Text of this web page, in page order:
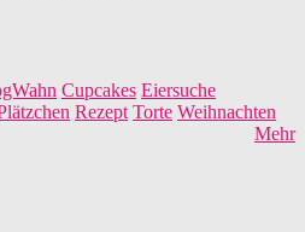
Cupcakes Eiersuche
Rezept Torte Weihnachten
Mehr